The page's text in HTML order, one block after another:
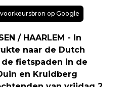
op Google
/ HAARLEM - In
naar de Dutch
fietspaden in de
en Kruidberg